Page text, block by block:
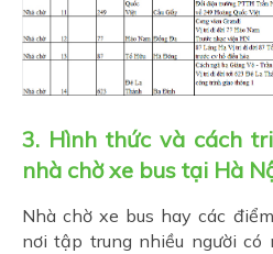
3. Hình thức và cách
nhà chờ xe bus tại Hà
Nhà chờ xe bus hay các
nơi tập trung nhiều người có